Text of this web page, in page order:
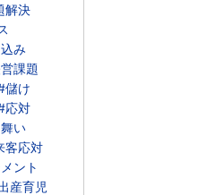
解決
み
課題
儲け
応対
い
客応対
ント
産育児